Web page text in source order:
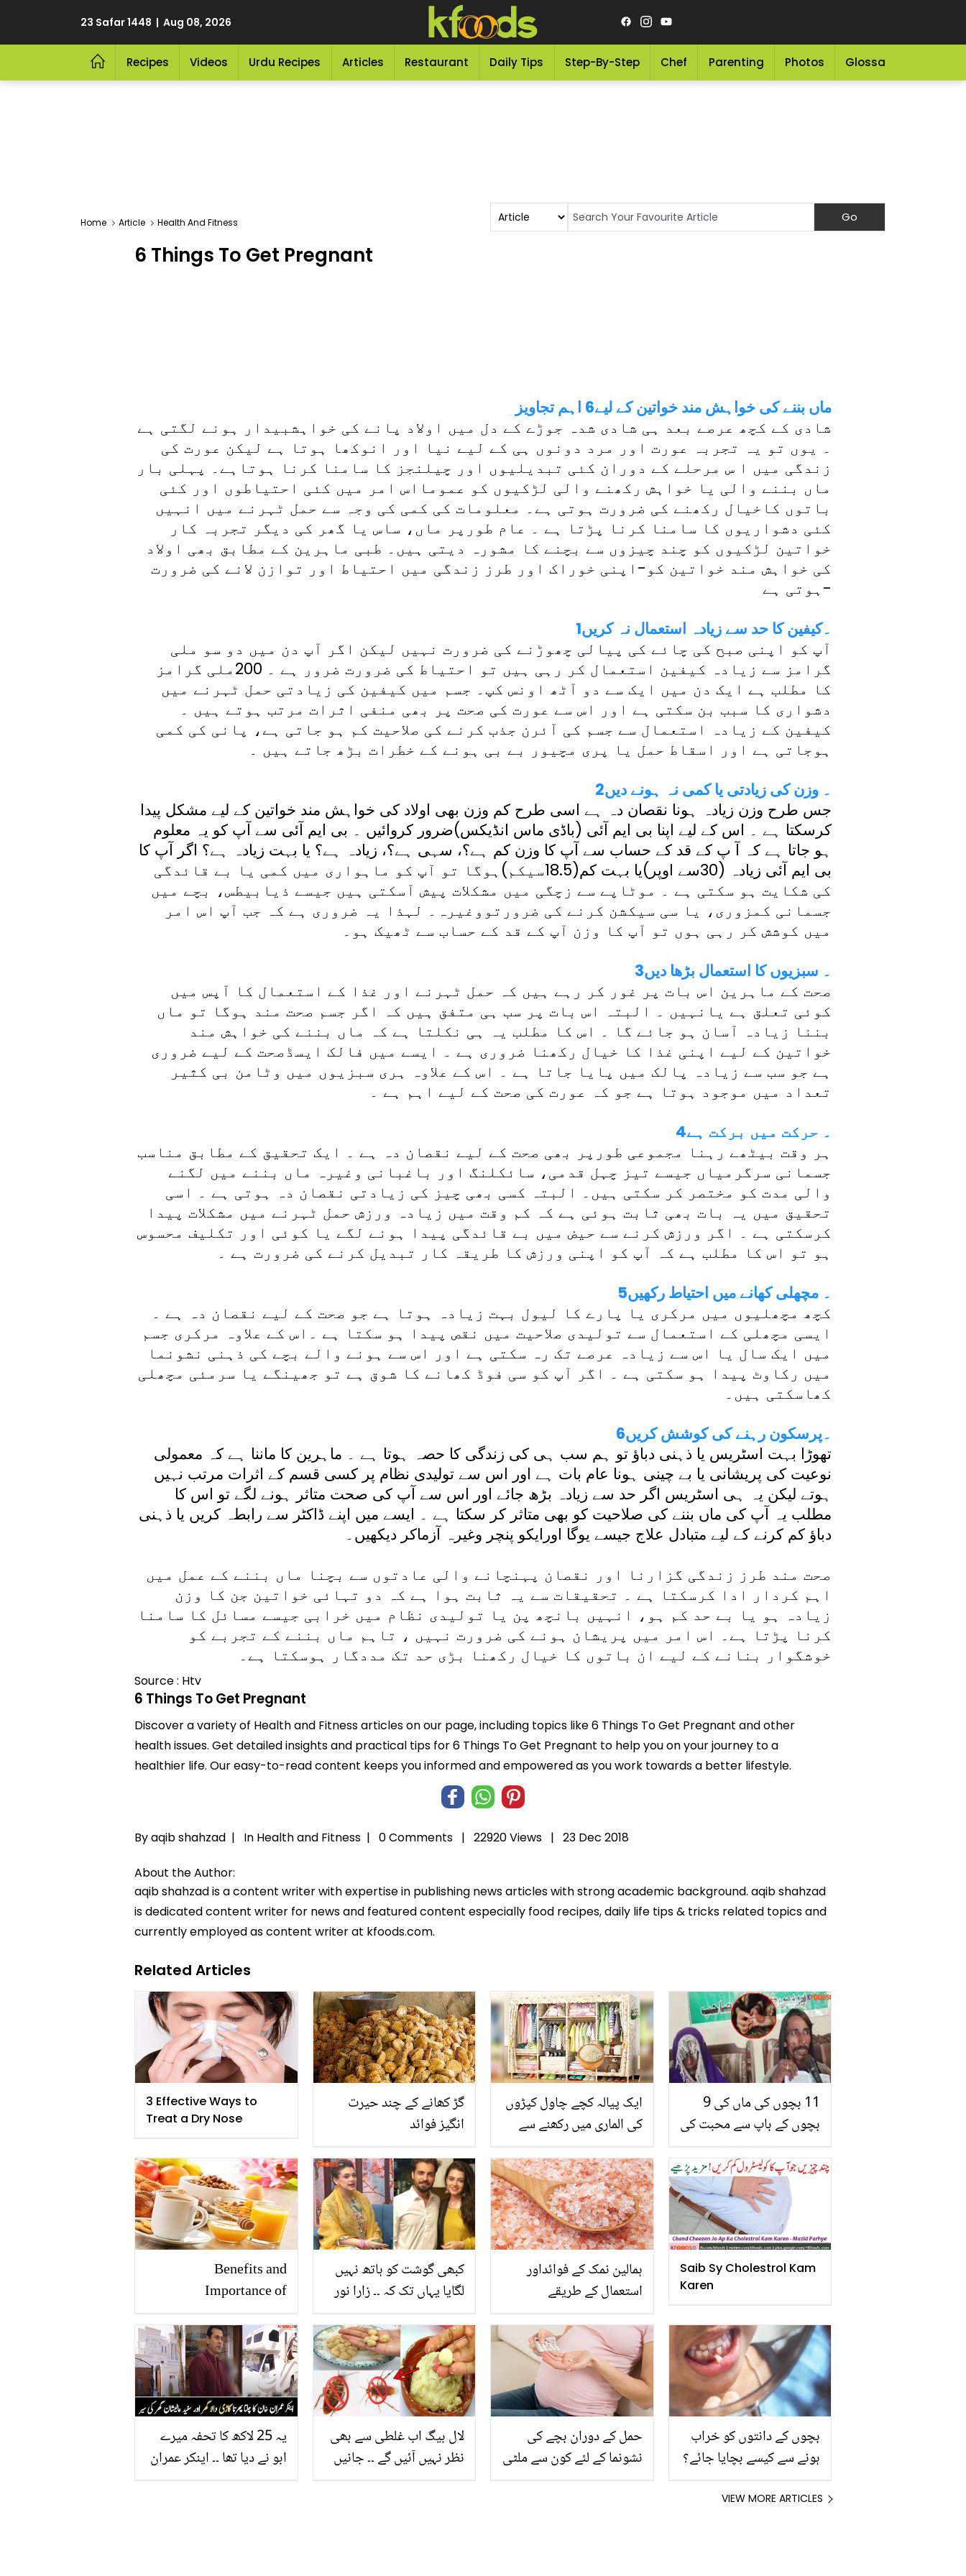
23 Safar 1448 | Aug 08, 2026
Recipes Videos Urdu Recipes Articles Restaurant Daily Tips Step-By-Step Chef Parenting Photos Glossary
Home Article Health And Fitness
6 Things To Get Pregnant
ماں بننے کی خواہش مند خواتین کے لیے6 اہم تجاویز
شادی کے کچھ عرصے بعد ہی شادی شدہ جوڑے کے دل میں اولاد پانے کی خواہشبیدار ہونے لگتی ہے
۔ یوں تو یہ تجربہ عورت اور مرد دونوں ہی کے لیے نیا اور انوکھا ہوتا ہے لیکن عورت کی
زندگی میں ا س مرحلے کے دوران کئی تبدیلیوں اور چیلنجز کا سامنا کرنا ہوتاہے۔ پہلی بار
ماں بننے والی یا خواہش رکھنے والی لڑکیوں کو عمومااس امر میں کئی احتیاطوں اور کئی
باتوں کاخیال رکھنے کی ضرورت ہوتی ہے۔ معلومات کی کمی کی وجہ سے حمل ٹہرنے میں انہیں
کئی دشواریوں کا سامنا کرنا پڑتا ہے ۔ عام طورپر ماں، ساس یا گھر کی دیگر تجربہ کار
خواتین لڑکیوں کو چند چیزوں سے بچنے کا مشورہ دیتی ہیں۔ طبی ماہرین کے مطابق بھی اولاد
کی خواہش مند خواتین کو-اپنی خوراک اور طرز زندگی میں احتیاط اور توازن لانے کی ضرورت
ہوتی ہے-
1۔کیفین کا حد سے زیادہ استعمال نہ کریں
آپ کو اپنی صبح کی چائے کی پیالی چھوڑنے کی ضرورت نہیں لیکن اگر آپ دن میں دو سو ملی
گرامز سے زیادہ کیفین استعمال کر رہی ہیں تو احتیاط کی ضرورت ضرور ہے ۔ 200ملی گرامز
کا مطلب ہے ایک دن میں ایک سے دو آٹھ اونس کپ۔ جسم میں کیفین کی زیادتی حمل ٹہرنے میں
دشواری کا سبب بن سکتی ہے اور اس سے عورت کی صحت پر بھی منفی اثرات مرتب ہوتے ہیں ۔
کیفین کے زیادہ استعمال سے جسم کی آئرن جذب کرنے کی صلاحیت کم ہو جاتی ہے، پانی کی کمی
ہوجاتی ہے اور اسقاط حمل یا پری مچیور بے بی ہونے کے خطرات بڑھ جاتے ہیں ۔
2۔ وزن کی زیادتی یا کمی نہ ہونے دیں
جس طرح وزن زیادہ ہونا نقصان دہ ہے اسی طرح کم وزن بھی اولاد کی خواہش مند خواتین کے لیے مشکل پیدا
کرسکتا ہے ۔ اس کے لیے اپنا بی ایم آئی (باڈی ماس انڈیکس)ضرور کروائیں ۔ بی ایم آئی سے آپ کو یہ معلوم
ہو جاتا ہے کہ آ پ کے قد کے حساب سے آپ کا وزن کم ہے؟، سہی ہے؟، زیادہ ہے؟ یا بہت زیادہ ہے؟ اگر آپ کا
بی ایم آئی زیادہ (30سے اوپر)یا بہت کم(18.5سیکم)ہوگا تو آپ کو ماہواری میں کمی یا بے قائدگی
کی شکایت ہو سکتی ہے ۔ موٹاپے سے زچگی میں مشکلات پیش آسکتی ہیں جیسے ذیابیطس، بچے میں
جسمانی کمزوری، یا سی سیکشن کرنے کی ضرورتووغیرہ۔ لہذا یہ ضروری ہے کہ جب آپ اس امر
میں کوشش کر رہی ہوں تو آپ کا وزن آپ کے قد کے حساب سے ٹھیک ہو۔
3۔ سبزیوں کا استعمال بڑھا دیں
صحت کے ماہرین اس بات پر غور کر رہے ہیں کہ حمل ٹہرنے اور غذا کے استعمال کا آپس میں
کوئی تعلق ہے یانہیں ۔ البتہ اس بات پر سب ہی متفق ہیں کہ اگر جسم صحت مند ہوگا تو ماں
بننا زیادہ آسان ہو جائے گا ۔ اس کا مطلب یہ ہی نکلتا ہے کہ ماں بننے کی خواہش مند
خواتین کے لیے اپنی غذا کا خیال رکھنا ضروری ہے ۔ ایسے میں فالک ایسڈصحت کے لیے ضروری
ہے جو سب سے زیادہ پالک میں پایا جاتا ہے ۔ اس کے علاوہ ہری سبزیوں میں وٹامن بی کثیر
تعداد میں موجود ہوتا ہے جو کہ عورت کی صحت کے لیے اہم ہے ۔
4۔ حرکت میں برکت ہے
ہر وقت بیٹھے رہنا مجموعی طورپر بھی صحت کے لیے نقصان دہ ہے ۔ ایک تحقیق کے مطابق مناسب
جسمانی سرگرمیاں جیسے تیز چہل قدمی، سائکلنگ اور باغبانی وغیرہ ماں بننے میں لگنے
والی مدت کو مختصر کر سکتی ہیں۔ البتہ کسی بھی چیز کی زیادتی نقصان دہ ہوتی ہے ۔ اسی
تحقیق میں یہ بات بھی ثابت ہوئی ہے کہ کم وقت میں زیادہ ورزش حمل ٹہرنے میں مشکلات پیدا
کرسکتی ہے ۔ اگر ورزش کرنے سے حیض میں بے قائدگی پیدا ہونے لگے یا کوئی اور تکلیف محسوس
ہو تو اس کا مطلب ہے کہ آپ کو اپنی ورزش کا طریقہ کار تبدیل کرنے کی ضرورت ہے ۔
5۔ مچھلی کھانے میں احتیاط رکھیں
کچھ مچھلیوں میں مرکری یا پارے کا لیول بہت زیادہ ہوتا ہے جو صحت کے لیے نقصان دہ ہے ۔
ایسی مچھلی کے استعمال سے تولیدی صلاحیت میں نقص پیدا ہو سکتا ہے ۔اس کے علاوہ مرکری جسم
میں ایک سال یا اس سے زیادہ عرصے تک رہ سکتی ہے اور اس سے ہونے والے بچے کی ذہنی نشونما
میں رکاوٹ پیدا ہو سکتی ہے ۔ اگر آپ کو سی فوڈ کھانے کا شوق ہے تو جھینگے یا سرمئی مچھلی
کھاسکتی ہیں۔
6۔پرسکون رہنے کی کوشش کریں
تھوڑا بہت اسٹریس یا ذہنی دباؤ تو ہم سب ہی کی زندگی کا حصہ ہوتا ہے ۔ ماہرین کا ماننا ہے کہ معمولی
نوعیت کی پریشانی یا بے چینی ہونا عام بات ہے اور اس سے تولیدی نظام پر کسی قسم کے اثرات مرتب نہیں
ہوتے لیکن یہ ہی اسٹریس اگر حد سے زیادہ بڑھ جائے اور اس سے آپ کی صحت متاثر ہونے لگے تو اس کا
مطلب یہ آپ کی ماں بننے کی صلاحیت کو بھی متاثر کر سکتا ہے ۔ ایسے میں اپنے ڈاکٹر سے رابطہ کریں یا ذہنی
دباؤ کم کرنے کے لیے متبادل علاج جیسے یوگا اورایکو پنچر وغیرہ آزماکر دیکھیں۔
صحت مند طرز زندگی گزارنا اور نقصان پہنچانے والی عادتوں سے بچنا ماں بننے کے عمل میں
اہم کردار ادا کرسکتا ہے ۔ تحقیقات سے یہ ثابت ہوا ہے کہ دو تہائی خواتین جن کا وزن
زیادہ ہو یا بے حد کم ہو، انہیں بانچھ پن یا تولیدی نظام میں خرابی جیسے مسائل کا سامنا
کرنا پڑتا ہے۔ اس امر میں پریشان ہونے کی ضرورت نہیں ، تاہم ماں بننے کے تجربے کو
خوشگوار بنانے کے لیے ان باتوں کا خیال رکھنا بڑی حد تک مددگار ہوسکتا ہے۔
Source : Htv
6 Things To Get Pregnant
Discover a variety of Health and Fitness articles on our page, including topics like 6 Things To Get Pregnant and other
health issues. Get detailed insights and practical tips for 6 Things To Get Pregnant to help you on your journey to a
healthier life. Our easy-to-read content keeps you informed and empowered as you work towards a better lifestyle.
By aqib shahzad | In Health and Fitness | 0 Comments | 22920 Views | 23 Dec 2018
About the Author:
aqib shahzad is a content writer with expertise in publishing news articles with strong academic background. aqib shahzad
is dedicated content writer for news and featured content especially food recipes, daily life tips & tricks related topics and
currently employed as content writer at kfoods.com.
Related Articles
3 Effective Ways to
Treat a Dry Nose
گڑ کھانے کے چند حیرت
انگیز فوائد
ایک پیالہ کچے چاول کپڑوں
کی الماری میں رکھنے سے
یہ طریقہ آزمانے پر مجبور
ہوجائیں گے
11 بچوں کی ماں کی 9
بچوں کے باپ سے محبت کی
چھوڑا؟ ویڈیو
Benefits and
Importance of
کبھی گوشت کو ہاتھ نہیں
لگایا یہاں تک کہ ۔۔ زارا نور
شوہر کے لیئے کیا کھانا بنانے
والی ہیں؟
ہمالین نمک کے فوائداور
استعمال کے طریقے
Saib Sy Cholestrol Kam
Karen
یہ 25 لاکھ کا تحفہ میرے
ابو نے دیا تھا ۔۔ اینکر عمران
لال بیگ اب غلطی سے بھی
نظر نہیں آئیں گے ۔۔ جانیں
حمل کے دوران بچے کی
نشونما کے لئے کون سے ملٹی
بچوں کے دانتوں کو خراب
ہونے سے کیسے بچایا جائے؟
VIEW MORE ARTICLES